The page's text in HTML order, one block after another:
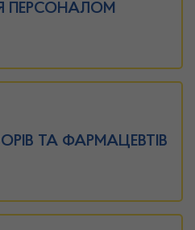
ПЕРСОНАЛОМ
ТА ФАРМАЦЕВТІВ